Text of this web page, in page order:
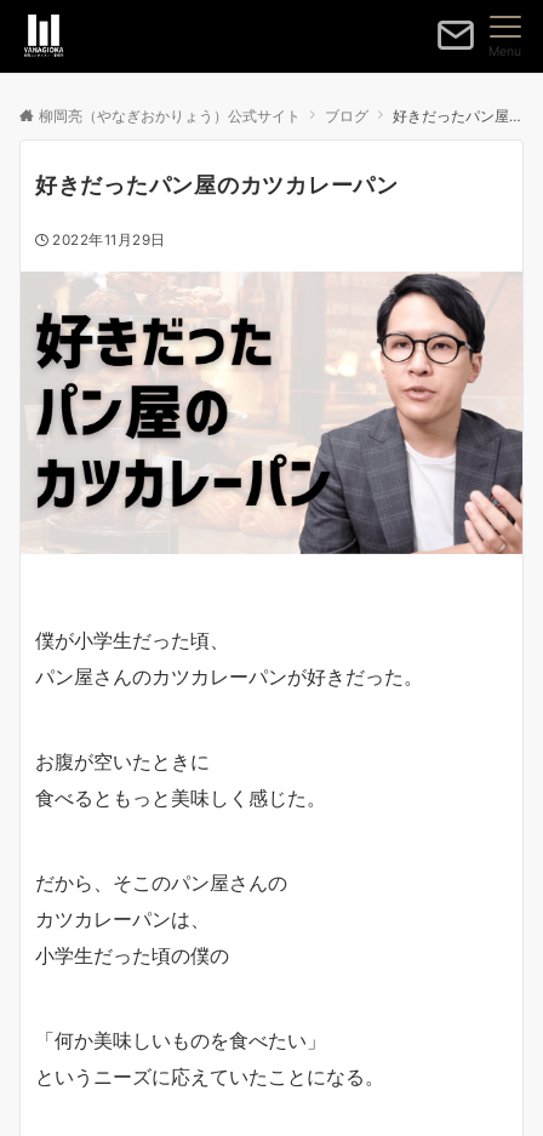
Menu
柳岡亮（やなぎおかりょう）公式サイト ブログ 好きだったパン屋のカツカレーパン
好きだったパン屋のカツカレーパン
2022年11月29日
僕が小学生だった頃、
パン屋さんのカツカレーパンが好きだった。
お腹が空いたときに
食べるともっと美味しく感じた。
だから、そこのパン屋さんの
カツカレーパンは、
小学生だった頃の僕の
「何か美味しいものを食べたい」
というニーズに応えていたことになる。